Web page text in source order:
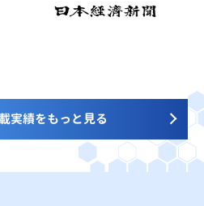
実績をもっと見る